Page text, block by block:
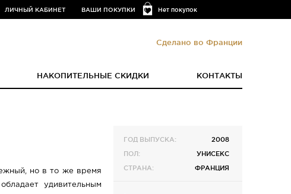
Нет покупок
ЛИЧНЫЙ КАБИНЕТ ВАШИ ПОКУПКИ
Сделано во Франции
НАКОПИТЕЛЬНЫЕ СКИДКИ КОНТАКТЫ
но в то же время
удивительным
ГОД ВЫПУСКА:
2008
ПОЛ:
УНИСЕКС
СТРАНА:
ФРАНЦИЯ